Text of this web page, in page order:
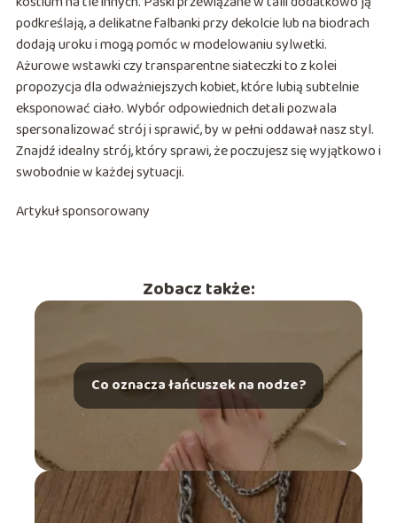
podkreślają, a delikatne falbanki przy dekolcie lub na biodrach
dodają uroku i mogą pomóc w modelowaniu sylwetki.
Ażurowe wstawki czy transparentne siateczki to z kolei
propozycja dla odważniejszych kobiet, które lubią subtelnie
eksponować ciało. Wybór odpowiednich detali pozwala
spersonalizować strój i sprawić, by w pełni oddawał nasz styl.
Znajdź idealny strój, który sprawi, że poczujesz się wyjątkowo i
swobodnie w każdej sytuacji.
Artykuł sponsorowany
Zobacz także:
Co oznacza łańcuszek na nodze?